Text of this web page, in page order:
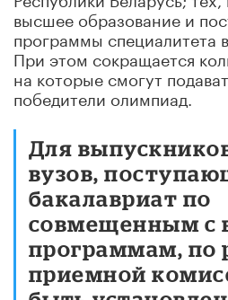
высшее образование и
программы специалитета
При этом сокращается
на которые смогут
победители олимпиад.
Для
вузов,
бакалавриат по
совмещенным с
программам, по
приемной